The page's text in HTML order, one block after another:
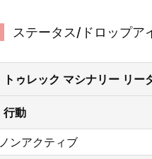
ステータス/ドロップア
トゥレック マシナリー リー
行動
ノンアクティブ